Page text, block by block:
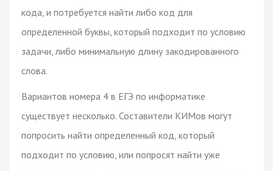
кода, и потребуется найти либо код для
определенной буквы, который подходит по условию
задачи, либо минимальную длину закодированного
слова.
Вариантов номера 4 в ЕГЭ по информатике
существует несколько. Составители КИМов могут
попросить найти определенный код, который
подходит по условию, или попросят найти уже